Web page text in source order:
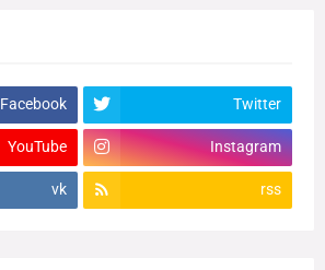
Facebook Twitter
YouTube Instagram
vk rss